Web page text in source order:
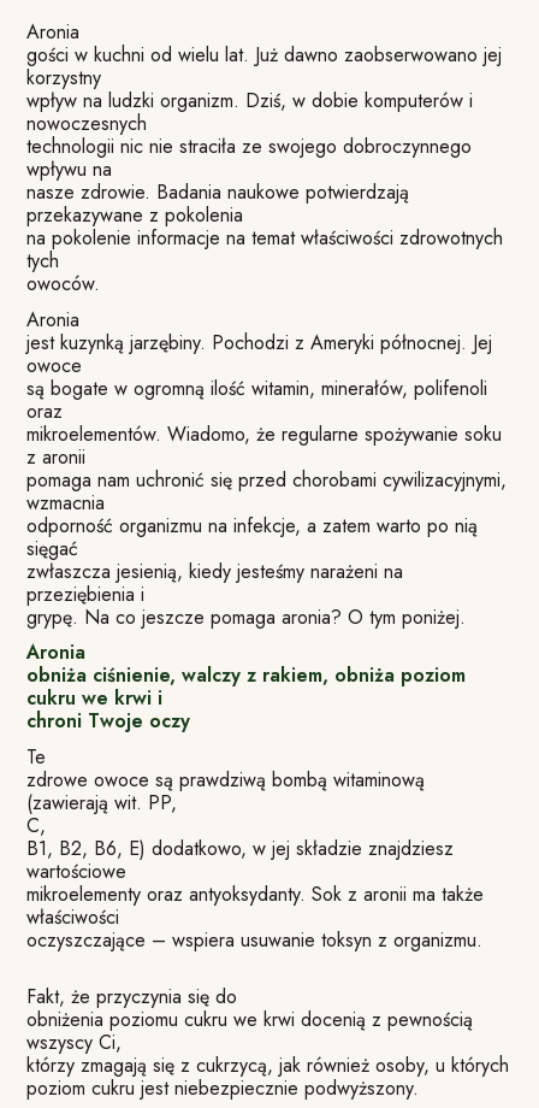
Aronia
gości w kuchni od wielu lat. Już dawno zaobserwowano jej
korzystny
wpływ na ludzki organizm. Dziś, w dobie komputerów i
nowoczesnych
technologii nic nie straciła ze swojego dobroczynnego
wpływu na
nasze zdrowie. Badania naukowe potwierdzają
przekazywane z pokolenia
na pokolenie informacje na temat właściwości zdrowotnych
tych
owoców.
Aronia
jest kuzynką jarzębiny. Pochodzi z Ameryki północnej. Jej
owoce
są bogate w ogromną ilość witamin, minerałów, polifenoli
oraz
mikroelementów. Wiadomo, że regularne spożywanie soku
z aronii
pomaga nam uchronić się przed chorobami cywilizacyjnymi,
wzmacnia
odporność organizmu na infekcje, a zatem warto po nią
sięgać
zwłaszcza jesienią, kiedy jesteśmy narażeni na
przeziębienia i
grypę. Na co jeszcze pomaga aronia? O tym poniżej.
Aronia
obniża ciśnienie, walczy z rakiem, obniża poziom
cukru we krwi i
chroni Twoje oczy
Te
zdrowe owoce są prawdziwą bombą witaminową
(zawierają wit. PP,
C,
B1, B2, B6, E) dodatkowo, w jej składzie znajdziesz
wartościowe
mikroelementy oraz antyoksydanty. Sok z aronii ma także
właściwości
oczyszczające – wspiera usuwanie toksyn z organizmu.
Fakt, że przyczynia się do
obniżenia poziomu cukru we krwi docenią z pewnością
wszyscy Ci,
którzy zmagają się z cukrzycą, jak również osoby, u których
poziom cukru jest niebezpiecznie podwyższony.